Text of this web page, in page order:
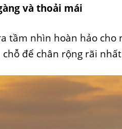
và thoải mái
tầm nhìn hoàn hảo
để chân rộng rãi